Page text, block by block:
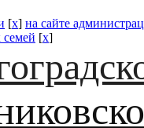
[x] на сайте
семей [x]